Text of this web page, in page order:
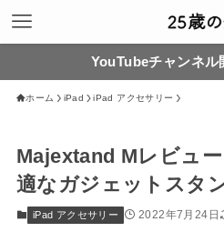
YouTubeチャンネル
ホーム iPad iPad アクセサリー
Majextand Mレビュ
適なガジェットスタ
iPad アクセサリー 2022年7月24日